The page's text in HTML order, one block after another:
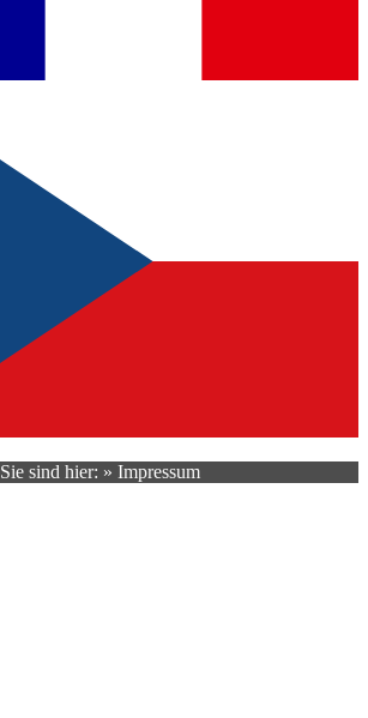
Sie sind hier: » Impressum